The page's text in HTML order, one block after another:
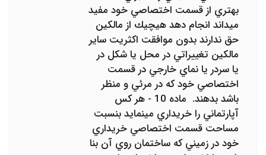
بهتري از قسمت اختصاصي ‌خود مفيد
ميداند انجام دهد هيچيك از مالكين
حق ندارند بدون موافقت اكثريت ساير
مالكين تغييراتي در محل يا شكل در
يا سردر يا نماي خارجي در ‌قسمت
اختصاصي خود كه در مرئي و منظر
باشد بدهند. ‌ ماده 10 - هر كس
آپارتماني را خريداري مينمايد بنسبت
مساحت قسمت اختصاصي خريداري
خود در زميني كه ساختمان روي آن بنا